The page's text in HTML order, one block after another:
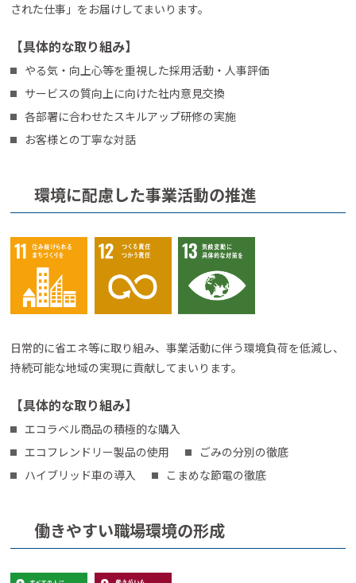
された仕事」をお届けしてまいります。
【具体的な取り組み】
やる気・向上心等を重視した採用活動・人事評価
サービスの質向上に向けた社内意見交換
各部署に合わせたスキルアップ研修の実施
お客様との丁寧な対話
環境に配慮した事業活動の推進
日常的に省エネ等に取り組み、事業活動に伴う環境負荷を低減し、
持続可能な地域の実現に貢献してまいります。
【具体的な取り組み】
エコラベル商品の積極的な購入
エコフレンドリー製品の使用
ごみの分別の徹底
ハイブリッド車の導入
こまめな節電の徹底
働きやすい職場環境の形成